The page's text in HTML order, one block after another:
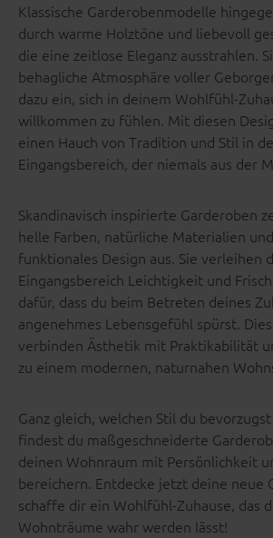
Klassische Garderobenmodelle
durch warme Holztöne und liebevoll
die eine zeitlose Eleganz ausstrahlen.
behagliche Atmosphäre voller
dazu ein, sich in deinem Wohlfühl-
willkommen zu fühlen. Mit diesen
einen Hauch von Tradition und Stil in
Eingangsbereich, der niemals aus der
Skandinavisch inspirierte Garderoben
helle Farben, natürliche Materialien
funktionales Design aus. Sie verleihen
Eingangsbereich Leichtigkeit und
dafür, dass du beim Betreten deines
angenehmes Lebensgefühl spürst.
verbinden Ästhetik mit Praktikabilität
zu einem modernen, naturnahen
Ganz gleich, welchen Stil du
findest du maßgeschneiderte
deinen Wohnraum mit Persönlichkeit
bereichern. Entdecke jetzt deine neue
schaffe dir ein Wohlfühl-Zuhause, das
Wohnträume wahr werden lässt!